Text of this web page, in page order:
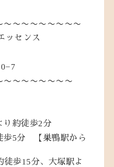
〜〜〜〜〜〜〜〜〜
ッセンス
〜〜〜〜〜〜〜〜
り約徒歩2分
歩5分 【巣鴨駅から
徒歩15分、大塚駅よ